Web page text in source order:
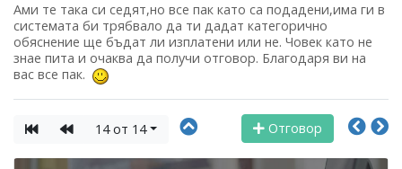
Ами те така си седят,но все пак като са подадени,има ги в
системата би трябвало да ти дадат категорично
обяснение ще бъдат ли изплатени или не. Човек като не
знае пита и очаква да получи отговор. Благодаря ви на
вас все пак.
Отговор
14 от 14